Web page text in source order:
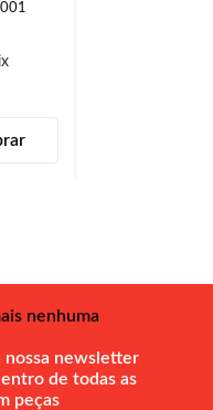
nenhuma
nossa newsletter
de todas as
peças